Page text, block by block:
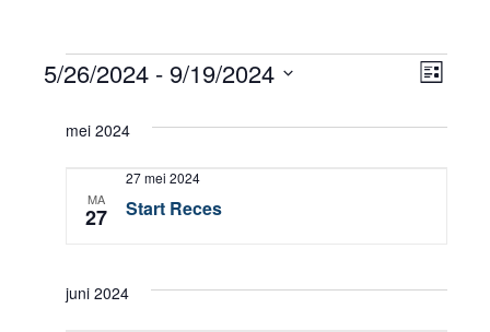
Evenementen Lijst
5/26/2024 - 9/19/2024
eenmei 2024
MA
27 Start Reces
27 mei 2024
juni 2024